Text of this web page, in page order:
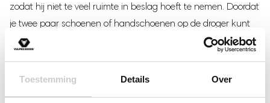
Toestemming Details Over
zodat hij niet te veel ruimte in beslag hoeft te nemen. Doordat
je twee paar schoenen of handschoenen op de droger kunt
zetten, kun je de droger ook delen met een kamergenoot.